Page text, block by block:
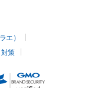
エ）
策